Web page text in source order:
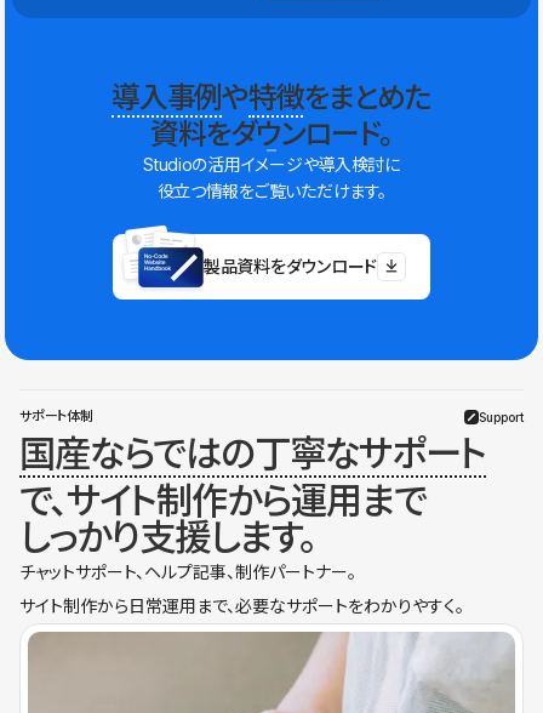
導入事例や特徴をまとめた
資料をダウンロード。
Studioの活用イメージや導入検討に
役立つ情報をご覧いただけます。
製品資料をダウンロード
サポート体制 Support
国産ならではの丁寧なサポート
で、サイト制作から運用まで
しっかり支援します。
チャットサポート、ヘルプ記事、制作パートナー。
サイト制作から日常運用まで、必要なサポートをわかりやすく。